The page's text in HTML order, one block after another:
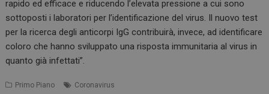
rapido ed efficace e riducendo l’elevata pressione a cui sono
sottoposti i laboratori per l’identificazione del virus. Il nuovo test
per la ricerca degli anticorpi IgG contribuirà, invece, ad identificare
coloro che hanno sviluppato una risposta immunitaria al virus in
quanto già infettati”.
Primo Piano Coronavirus